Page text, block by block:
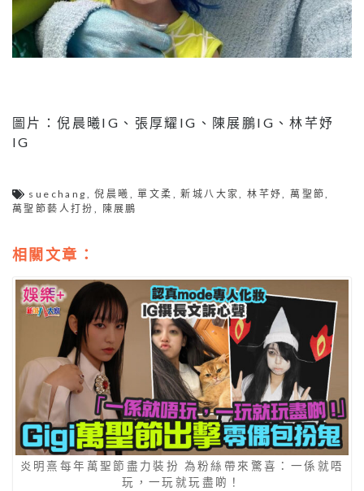
圖片：倪晨曦IG、張厚耀IG、陳展鵬IG、林芊妤
IG
suechang ,倪晨曦 ,單文柔 ,新城八大家 ,林芊妤 ,萬聖節
萬聖節藝人打扮
陳展鵬
相關文章：
炎明熹每年萬聖節盡力裝扮 為粉絲帶來驚喜：一係就唔
玩，一玩就玩盡啲！